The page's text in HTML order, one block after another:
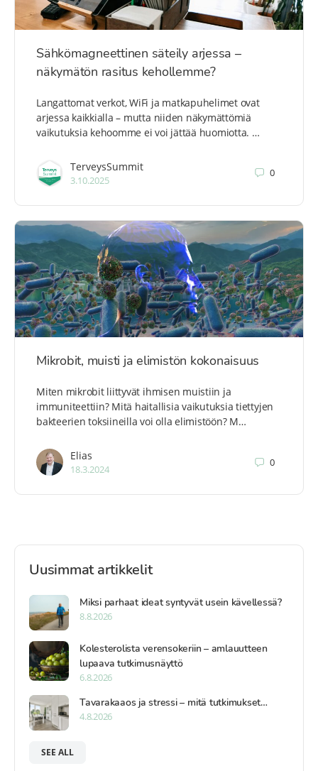
Sähkömagneettinen säteily arjessa –
näkymätön rasitus kehollemme?
Langattomat verkot, WiFi ja matkapuhelimet ovat
arjessa kaikkialla – mutta niiden näkymättömiä
vaikutuksia kehoomme ei voi jättää huomiotta. …
TerveysSummit
3.10.2025
0
Mikrobit, muisti ja elimistön kokonaisuus
Miten mikrobit liittyvät ihmisen muistiin ja
immuniteettiin? Mitä haitallisia vaikutuksia tiettyjen
bakteerien toksiineilla voi olla elimistöön? M…
Elias
18.3.2024
0
Uusimmat artikkelit
Miksi parhaat ideat syntyvät usein kävellessä?
8.8.2026
Kolesterolista verensokeriin – amlauutteen
lupaava tutkimusnäyttö
6.8.2026
Tavarakaaos ja stressi – mitä tutkimukset…
4.8.2026
SEE ALL